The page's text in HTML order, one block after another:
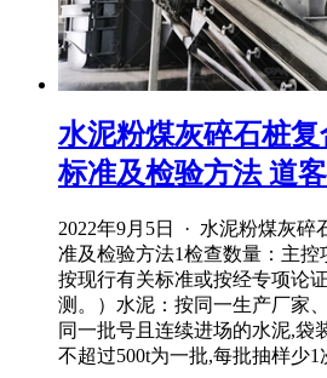
水泥粉煤灰碎石桩
标准及检验方法 道
2022年9月5日 · 水泥粉煤灰碎
准及检验方法1检查数量：主控
按现行有关标准或按经专项论
测。）水泥：按同一生产厂家
同一批号且连续进场的水泥,袋
不超过500t为一批,每批抽样少1